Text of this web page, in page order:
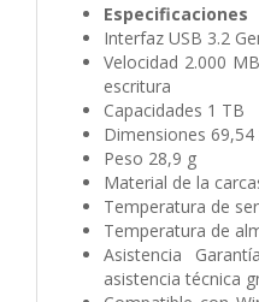
Especificaciones
Interfaz USB 3.2
Velocidad 2.000
escritura
Capacidades 1 TB
Dimensiones
Peso 28,9 g
Material de la
Temperatura de
Temperatura de
Asistencia
asistencia técnica